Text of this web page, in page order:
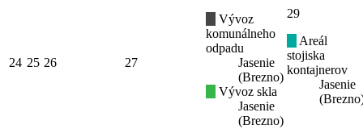
24 25 26 27
Vývoz
komunálneho
odpadu
Jasenie
(Brezno)
Vývoz skla
Jasenie
(Brezno)
29
Areál
stojiska
kontajnerov
Jasenie